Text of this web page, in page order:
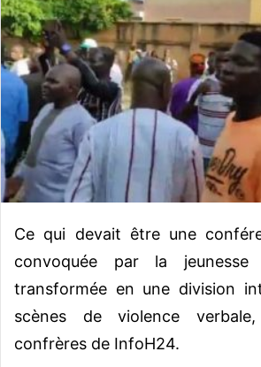
e
r
u
n
c
o
l
Ce qui devait être une
convoquée par la jeunesse
transformée en une division
scènes de violence
confrères de InfoH24.